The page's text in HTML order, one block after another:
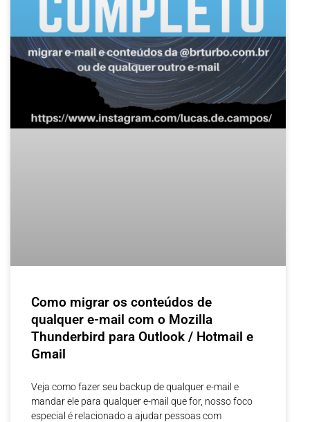
Como migrar os conteúdos de
qualquer e-mail com o Mozilla
Thunderbird para Outlook / Hotmail e
Gmail
Veja como fazer seu backup de qualquer e-mail e
mandar ele para qualquer e-mail que for, nosso foco
especial é relacionado a ajudar pessoas com